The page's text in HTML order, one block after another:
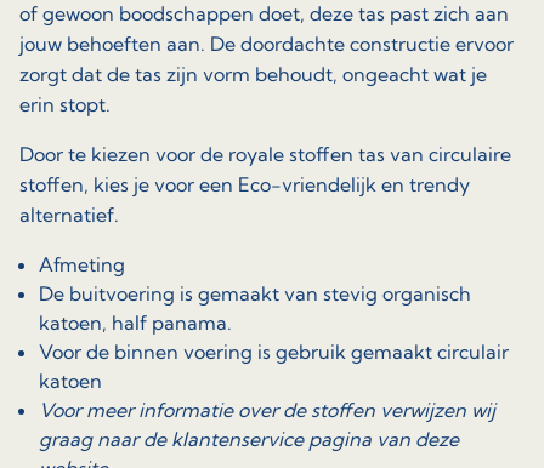
of gewoon boodschappen doet, deze tas past zich aan
jouw behoeften aan. De doordachte constructie ervoor
zorgt dat de tas zijn vorm behoudt, ongeacht wat je
erin stopt.
Door te kiezen voor de royale stoffen tas van circulaire
stoffen, kies je voor een Eco-vriendelijk en trendy
alternatief.
Afmeting
De buitvoering is gemaakt van stevig organisch
katoen, half panama.
Voor de binnen voering is gebruik gemaakt circulair
katoen
Voor meer informatie over de stoffen verwijzen wij
graag naar de klantenservice pagina van deze